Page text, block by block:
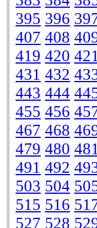
395 396
407 408
419 420
431 432
443 444
455 456
467 468
479 480
491 492
503 504
515 516
527 528